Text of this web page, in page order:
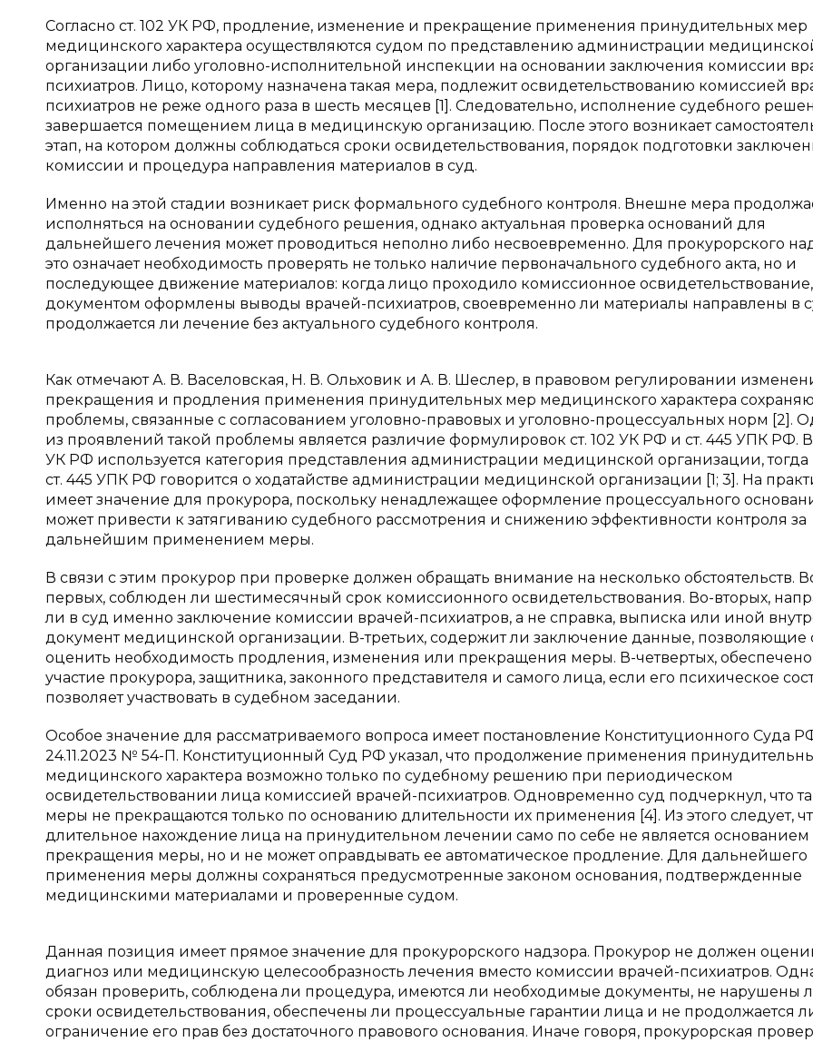
Согласно ст. 102 УК РФ, продление, изменение и прекращение применения принудительных мер
медицинского характера осуществляются судом по представлению администрации
организации либо уголовно-исполнительной инспекции на основании заключения комиссии
психиатров. Лицо, которому назначена такая мера, подлежит освидетельствованию комиссией
психиатров не реже одного раза в шесть месяцев [1]. Следовательно, исполнение судебного
завершается помещением лица в медицинскую организацию. После этого возникает
этап, на котором должны соблюдаться сроки освидетельствования, порядок подготовки
комиссии и процедура направления материалов в суд.
Именно на этой стадии возникает риск формального судебного контроля. Внешне мера
исполняться на основании судебного решения, однако актуальная проверка оснований для
дальнейшего лечения может проводиться неполно либо несвоевременно. Для прокурорского
это означает необходимость проверять не только наличие первоначального судебного акта, но и
последующее движение материалов: когда лицо проходило комиссионное
документом оформлены выводы врачей-психиатров, своевременно ли материалы направлены в
продолжается ли лечение без актуального судебного контроля.
Как отмечают А. В. Васеловская, Н. В. Ольховик и А. В. Шеслер, в правовом регулировании
прекращения и продления применения принудительных мер медицинского характера
проблемы, связанные с согласованием уголовно-правовых и уголовно-процессуальных норм [2].
из проявлений такой проблемы является различие формулировок ст. 102 УК РФ и ст. 445 УПК РФ. В
УК РФ используется категория представления администрации медицинской организации, тогда
ст. 445 УПК РФ говорится о ходатайстве администрации медицинской организации [1; 3]. На
имеет значение для прокурора, поскольку ненадлежащее оформление процессуального
может привести к затягиванию судебного рассмотрения и снижению эффективности контроля за
дальнейшим применением меры.
В связи с этим прокурор при проверке должен обращать внимание на несколько обстоятельств.
первых, соблюден ли шестимесячный срок комиссионного освидетельствования. Во-вторых,
ли в суд именно заключение комиссии врачей-психиатров, а не справка, выписка или иной
документ медицинской организации. В-третьих, содержит ли заключение данные, позволяющие
оценить необходимость продления, изменения или прекращения меры. В-четвертых,
участие прокурора, защитника, законного представителя и самого лица, если его психическое
позволяет участвовать в судебном заседании.
Особое значение для рассматриваемого вопроса имеет постановление Конституционного Суда
24.11.2023 № 54-П. Конституционный Суд РФ указал, что продолжение применения
медицинского характера возможно только по судебному решению при периодическом
освидетельствовании лица комиссией врачей-психиатров. Одновременно суд подчеркнул, что
меры не прекращаются только по основанию длительности их применения [4]. Из этого следует,
длительное нахождение лица на принудительном лечении само по себе не является основанием
прекращения меры, но и не может оправдывать ее автоматическое продление. Для дальнейшего
применения меры должны сохраняться предусмотренные законом основания, подтвержденные
медицинскими материалами и проверенные судом.
Данная позиция имеет прямое значение для прокурорского надзора. Прокурор не должен
диагноз или медицинскую целесообразность лечения вместо комиссии врачей-психиатров.
обязан проверить, соблюдена ли процедура, имеются ли необходимые документы, не нарушены
сроки освидетельствования, обеспечены ли процессуальные гарантии лица и не продолжается
ограничение его прав без достаточного правового основания. Иначе говоря, прокурорская